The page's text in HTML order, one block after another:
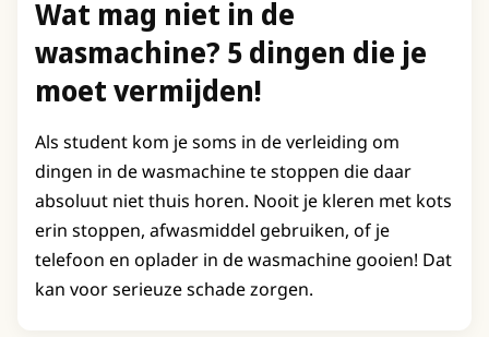
Wat mag niet in de
wasmachine? 5 dingen die je
moet vermijden!
Als student kom je soms in de verleiding om
dingen in de wasmachine te stoppen die daar
absoluut niet thuis horen. Nooit je kleren met kots
erin stoppen, afwasmiddel gebruiken, of je
telefoon en oplader in de wasmachine gooien! Dat
kan voor serieuze schade zorgen.